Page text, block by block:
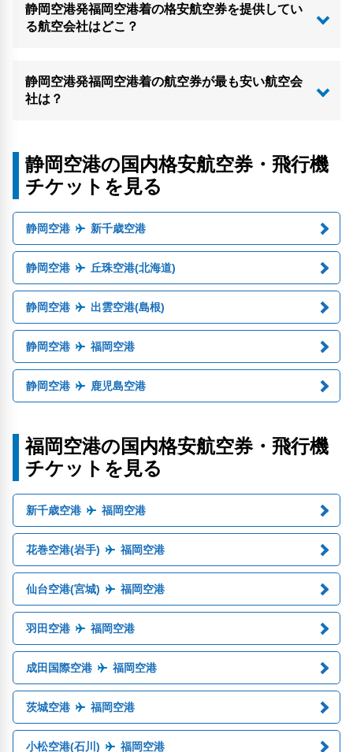
静岡空港発福岡空港着の格安航空券を提供してい
る航空会社はどこ？
静岡空港発福岡空港着の航空券が最も安い航空会
社は？
静岡空港の国内格安航空券・飛行機
チケットを見る
静岡空港 新千歳空港
静岡空港 丘珠空港(北海道)
静岡空港 出雲空港(島根)
静岡空港 福岡空港
静岡空港 鹿児島空港
福岡空港の国内格安航空券・飛行機
チケットを見る
新千歳空港 福岡空港
花巻空港(岩手) 福岡空港
仙台空港(宮城) 福岡空港
羽田空港 福岡空港
成田国際空港 福岡空港
茨城空港 福岡空港
小松空港(石川) 福岡空港